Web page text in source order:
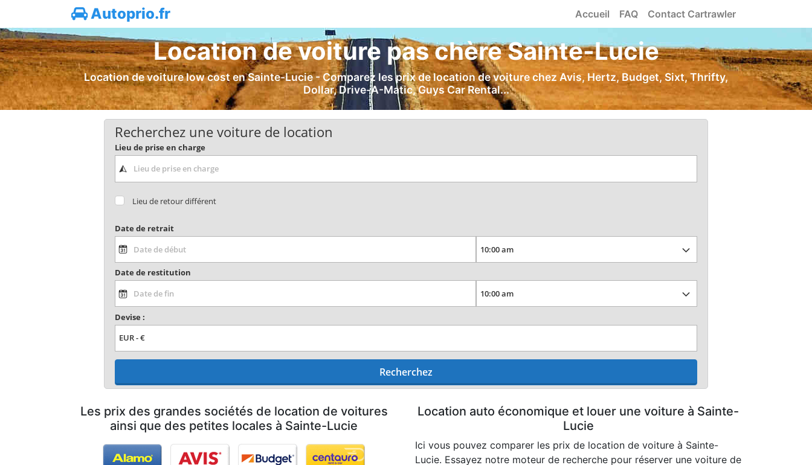
Autoprio.fr Accueil FAQ Contact Cartrawler
Location de voiture pas chère Sainte-Lucie
Location de voiture low cost en Sainte-Lucie - Comparez les prix de location de voiture chez Avis, Hertz, Budget, Sixt, Thrifty,
Dollar, Drive-A-Matic, Guys Car Rental...
Recherchez une voiture de location
Lieu de prise en charge
Lieu de retour différent
Date de retrait
Date de restitution
Devise :
Recherchez
Les prix des grandes sociétés de location de voitures
ainsi que des petites locales à Sainte-Lucie
Location auto économique et louer une voiture à Sainte-
Lucie
Ici vous pouvez comparer les prix de location de voiture à Sainte-
Lucie. Essayez notre moteur de recherche pour réserver une voiture de